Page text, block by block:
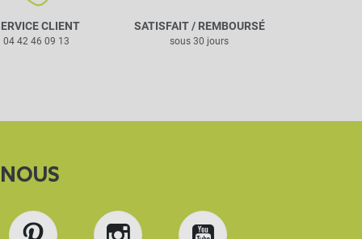
CLIENT
04 42 46 09 13
SATISFAIT / REMBOURSÉ
sous 30 jours